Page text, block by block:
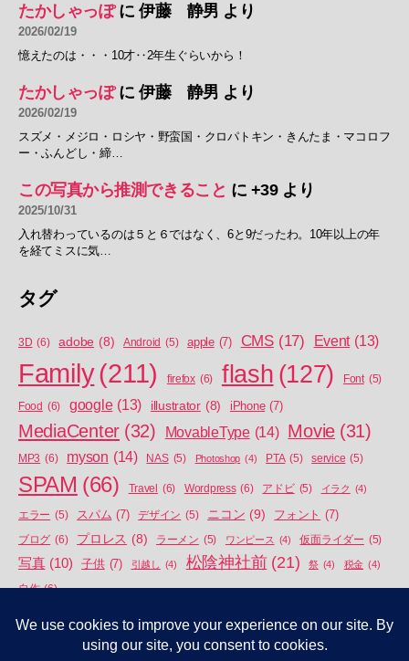
たかしゃっぽに 伊藤 静男 より
2026/02/19
憶えたのは・・・10才‥2年生ぐらいから！
たかしゃっぽに 伊藤 静男 より
2026/02/19
スズメ・メジロ・ロシヤ・野蛮国・クロパトキン・きんたま・マコロフ
ー・ふんどし・締…
この写真から推測できること に +39より
2025/10/31
入れ替わっているのは５と６ではなく、6と9だったわ。10年以上の年
を経てミスに気…
タグ
3D (6) adobe (8) Android (5) apple (7) CMS (17) Event (13)
Family(211) firefox (6) flash (127) Font (5)
Food (6) google (13) illustrator (8) iPhone (7)
MediaCenter (32) MovableType (14) Movie (31)
MP3 (6) myson (14) NAS (5) Photoshop (4) PTA (5) service (5)
SPAM (66) Travel (6) Wordpress (6) アドビ (5) イラク (4)
エラー (5) スパム (7) デザイン (5) ニコン (9) フォント (7)
ブログ (6) プロレス (8) ラーメン (5) ワンピース (4) 仮面ライダー (5)
写真 (10) 子供 (7) 引越し (4) 松陰神社前 (21) 祭 (4) 税金 (4)
自作 (6)